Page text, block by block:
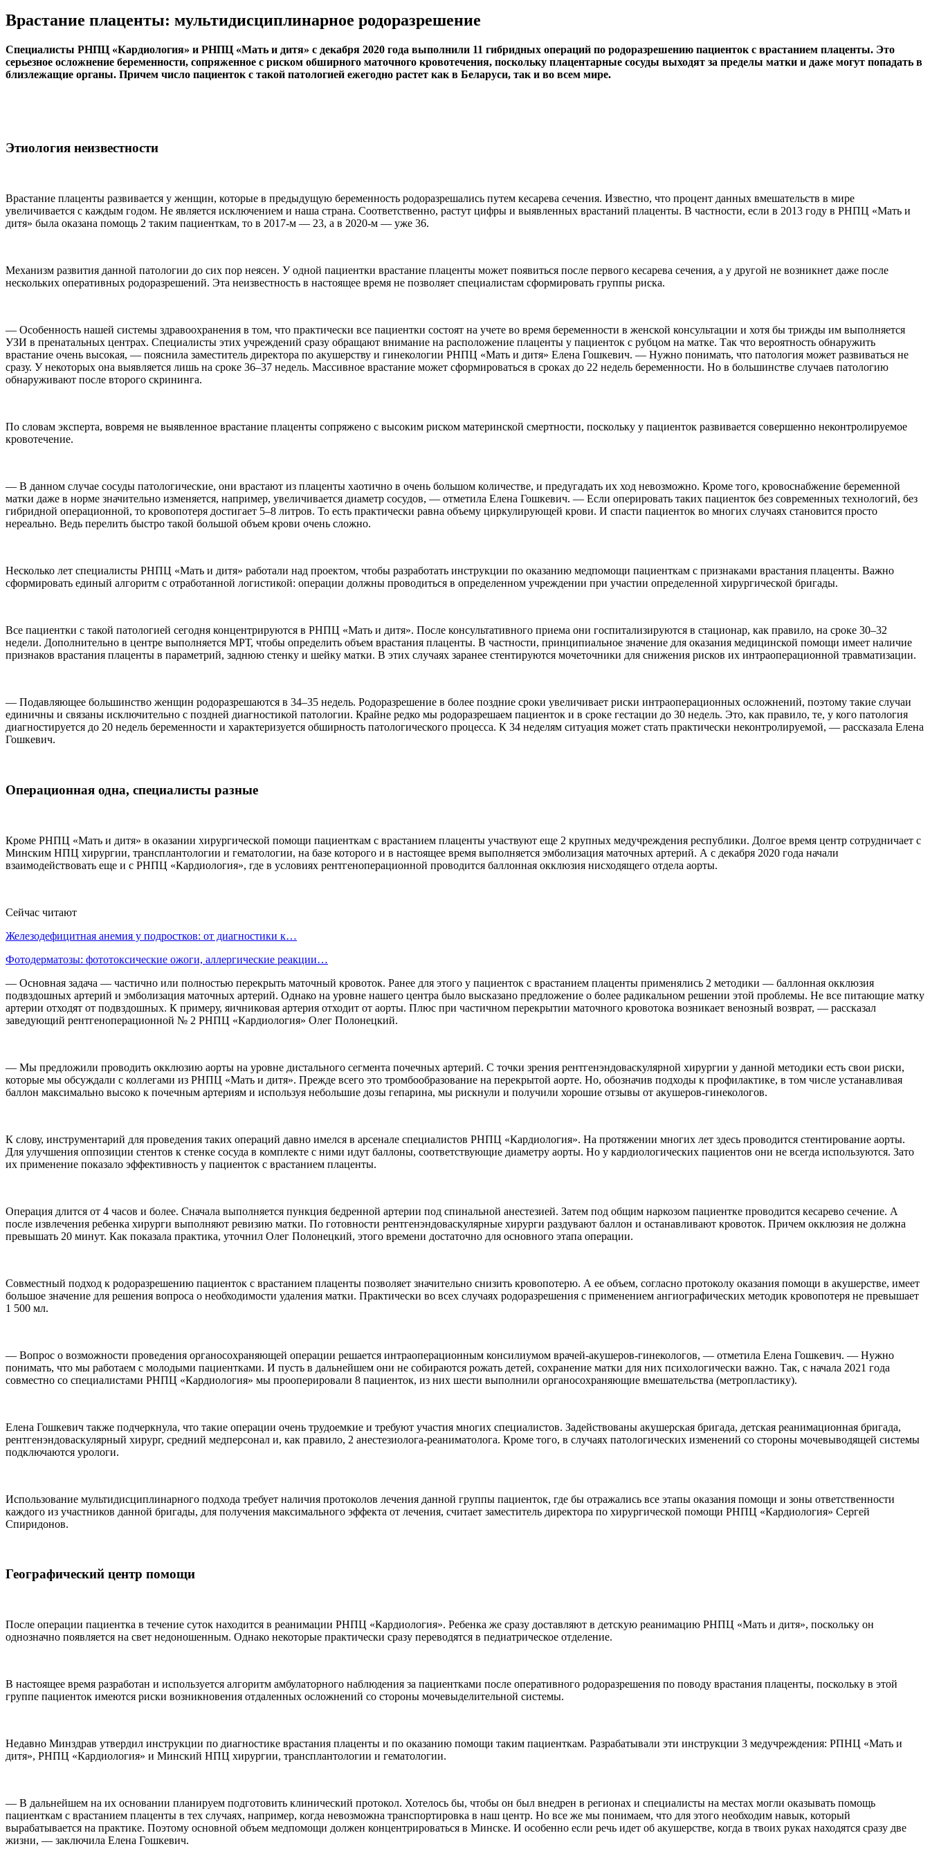
Врастание плаценты: мультидисциплинарное родоразрешение
Специалисты РНПЦ «Кардиология» и РНПЦ «Мать и дитя» с декабря 2020 года выполнили 11 гибридных операций по родоразрешению пациенток с врастанием плаценты. Это
серьезное осложнение беременности, сопряженное с риском обширного маточного кровотечения, поскольку плацентарные сосуды выходят за пределы матки и даже могут попадать в
близлежащие органы. Причем число пациенток с такой патологией ежегодно растет как в Беларуси, так и во всем мире.
Этиология неизвестности
Врастание плаценты развивается у женщин, которые в предыдущую беременность родоразрешались путем кесарева сечения. Известно, что процент данных вмешательств в мире
увеличивается с каждым годом. Не является исключением и наша страна. Соответственно, растут цифры и выявленных врастаний плаценты. В частности, если в 2013 году в РНПЦ «Мать и
дитя» была оказана помощь 2 таким пациенткам, то в 2017-м — 23, а в 2020-м — уже 36.
Механизм развития данной патологии до сих пор неясен. У одной пациентки врастание плаценты может появиться после первого кесарева сечения, а у другой не возникнет даже после
нескольких оперативных родоразрешений. Эта неизвестность в настоящее время не позволяет специалистам сформировать группы риска.
— Особенность нашей системы здравоохранения в том, что практически все пациентки состоят на учете во время беременности в женской консультации и хотя бы трижды им выполняется
УЗИ в пренатальных центрах. Специалисты этих учреждений сразу обращают внимание на расположение плаценты у пациенток с рубцом на матке. Так что вероятность обнаружить
врастание очень высокая, — пояснила заместитель директора по акушерству и гинекологии РНПЦ «Мать и дитя» Елена Гошкевич. — Нужно понимать, что патология может развиваться не
сразу. У некоторых она выявляется лишь на сроке 36–37 недель. Массивное врастание может сформироваться в сроках до 22 недель беременности. Но в большинстве случаев патологию
обнаруживают после второго скрининга.
По словам эксперта, вовремя не выявленное врастание плаценты сопряжено с высоким риском материнской смертности, поскольку у пациенток развивается совершенно неконтролируемое
кровотечение.
— В данном случае сосуды патологические, они врастают из плаценты хаотично в очень большом количестве, и предугадать их ход невозможно. Кроме того, кровоснабжение беременной
матки даже в норме значительно изменяется, например, увеличивается диаметр сосудов, — отметила Елена Гошкевич. — Если оперировать таких пациенток без современных технологий, без
гибридной операционной, то кровопотеря достигает 5–8 литров. То есть практически равна объему циркулирующей крови. И спасти пациенток во многих случаях становится просто
нереально. Ведь перелить быстро такой большой объем крови очень сложно.
Несколько лет специалисты РНПЦ «Мать и дитя» работали над проектом, чтобы разработать инструкции по оказанию медпомощи пациенткам с признаками врастания плаценты. Важно
сформировать единый алгоритм с отработанной логистикой: операции должны проводиться в определенном учреждении при участии определенной хирургической бригады.
Все пациентки с такой патологией сегодня концентрируются в РНПЦ «Мать и дитя». После консультативного приема они госпитализируются в стационар, как правило, на сроке 30–32
недели. Дополнительно в центре выполняется МРТ, чтобы определить объем врастания плаценты. В частности, принципиальное значение для оказания медицинской помощи имеет наличие
признаков врастания плаценты в параметрий, заднюю стенку и шейку матки. В этих случаях заранее стентируются мочеточники для снижения рисков их интраоперационной травматизации.
— Подавляющее большинство женщин родоразрешаются в 34–35 недель. Родоразрешение в более поздние сроки увеличивает риски интраоперационных осложнений, поэтому такие случаи
единичны и связаны исключительно с поздней диагностикой патологии. Крайне редко мы родоразрешаем пациенток и в сроке гестации до 30 недель. Это, как правило, те, у кого патология
диагностируется до 20 недель беременности и характеризуется обширность патологического процесса. К 34 неделям ситуация может стать практически неконтролируемой, — рассказала Елена
Гошкевич.
Операционная одна, специалисты разные
Кроме РНПЦ «Мать и дитя» в оказании хирургической помощи пациенткам с врастанием плаценты участвуют еще 2 крупных медучреждения республики. Долгое время центр сотрудничает с
Минским НПЦ хирургии, трансплантологии и гематологии, на базе которого и в настоящее время выполняется эмболизация маточных артерий. А с декабря 2020 года начали
взаимодействовать еще и с РНПЦ «Кардиология», где в условиях рентгеноперационной проводится баллонная окклюзия нисходящего отдела аорты.
Сейчас читают
Железодефицитная анемия у подростков: от диагностики к…
Фотодерматозы: фототоксические ожоги, аллергические реакции…
— Основная задача — частично или полностью перекрыть маточный кровоток. Ранее для этого у пациенток с врастанием плаценты применялись 2 методики — баллонная окклюзия
подвздошных артерий и эмболизация маточных артерий. Однако на уровне нашего центра было высказано предложение о более радикальном решении этой проблемы. Не все питающие матку
артерии отходят от подвздошных. К примеру, яичниковая артерия отходит от аорты. Плюс при частичном перекрытии маточного кровотока возникает венозный возврат, — рассказал
заведующий рентгеноперационной № 2 РНПЦ «Кардиология» Олег Полонецкий.
— Мы предложили проводить окклюзию аорты на уровне дистального сегмента почечных артерий. С точки зрения рентгенэндоваскулярной хирургии у данной методики есть свои риски,
которые мы обсуждали с коллегами из РНПЦ «Мать и дитя». Прежде всего это тромбообразование на перекрытой аорте. Но, обозначив подходы к профилактике, в том числе устанавливая
баллон максимально высоко к почечным артериям и используя небольшие дозы гепарина, мы рискнули и получили хорошие отзывы от акушеров-гинекологов.
К слову, инструментарий для проведения таких операций давно имелся в арсенале специалистов РНПЦ «Кардиология». На протяжении многих лет здесь проводится стентирование аорты.
Для улучшения оппозиции стентов к стенке сосуда в комплекте с ними идут баллоны, соответствующие диаметру аорты. Но у кардиологических пациентов они не всегда используются. Зато
их применение показало эффективность у пациенток с врастанием плаценты.
Операция длится от 4 часов и более. Сначала выполняется пункция бедренной артерии под спинальной анестезией. Затем под общим наркозом пациентке проводится кесарево сечение. А
после извлечения ребенка хирурги выполняют ревизию матки. По готовности рентгенэндоваскулярные хирурги раздувают баллон и останавливают кровоток. Причем окклюзия не должна
превышать 20 минут. Как показала практика, уточнил Олег Полонецкий, этого времени достаточно для основного этапа операции.
Совместный подход к родоразрешению пациенток с врастанием плаценты позволяет значительно снизить кровопотерю. А ее объем, согласно протоколу оказания помощи в акушерстве, имеет
большое значение для решения вопроса о необходимости удаления матки. Практически во всех случаях родоразрешения с применением ангиографических методик кровопотеря не превышает
1 500 мл.
— Вопрос о возможности проведения органосохраняющей операции решается интраоперационным консилиумом врачей-акушеров-гинекологов, — отметила Елена Гошкевич. — Нужно
понимать, что мы работаем с молодыми пациентками. И пусть в дальнейшем они не собираются рожать детей, сохранение матки для них психологически важно. Так, с начала 2021 года
совместно со специалистами РНПЦ «Кардиология» мы прооперировали 8 пациенток, из них шести выполнили органосохраняющие вмешательства (метропластику).
Елена Гошкевич также подчеркнула, что такие операции очень трудоемкие и требуют участия многих специалистов. Задействованы акушерская бригада, детская реанимационная бригада,
рентгенэндоваскулярный хирург, средний медперсонал и, как правило, 2 анестезиолога-реаниматолога. Кроме того, в случаях патологических изменений со стороны мочевыводящей системы
подключаются урологи.
Использование мультидисциплинарного подхода требует наличия протоколов лечения данной группы пациенток, где бы отражались все этапы оказания помощи и зоны ответственности
каждого из участников данной бригады, для получения максимального эффекта от лечения, считает заместитель директора по хирургической помощи РНПЦ «Кардиология» Сергей
Спиридонов.
Географический центр помощи
После операции пациентка в течение суток находится в реанимации РНПЦ «Кардиология». Ребенка же сразу доставляют в детскую реанимацию РНПЦ «Мать и дитя», поскольку он
однозначно появляется на свет недоношенным. Однако некоторые практически сразу переводятся в педиатрическое отделение.
В настоящее время разработан и используется алгоритм амбулаторного наблюдения за пациентками после оперативного родоразрешения по поводу врастания плаценты, поскольку в этой
группе пациенток имеются риски возникновения отдаленных осложнений со стороны мочевыделительной системы.
Недавно Минздрав утвердил инструкции по диагностике врастания плаценты и по оказанию помощи таким пациенткам. Разрабатывали эти инструкции 3 медучреждения: РПНЦ «Мать и
дитя», РНПЦ «Кардиология» и Минский НПЦ хирургии, трансплантологии и гематологии.
— В дальнейшем на их основании планируем подготовить клинический протокол. Хотелось бы, чтобы он был внедрен в регионах и специалисты на местах могли оказывать помощь
пациенткам с врастанием плаценты в тех случаях, например, когда невозможна транспортировка в наш центр. Но все же мы понимаем, что для этого необходим навык, который
вырабатывается на практике. Поэтому основной объем медпомощи должен концентрироваться в Минске. И особенно если речь идет об акушерстве, когда в твоих руках находятся сразу две
жизни, — заключила Елена Гошкевич.